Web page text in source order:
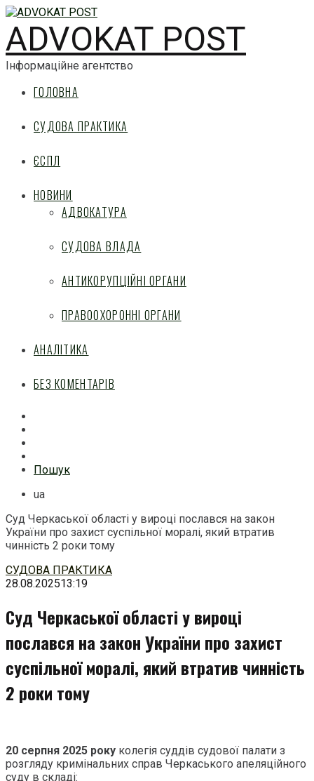
ADVOKAT POST
Інформаційне агентство
ГОЛОВНА
СУДОВА ПРАКТИКА
ЄСПЛ
НОВИНИ
АДВОКАТУРА
СУДОВА ВЛАДА
АНТИКОРУПЦІЙНІ ОРГАНИ
ПРАВООХОРОННІ ОРГАНИ
АНАЛІТИКА
БЕЗ КОМЕНТАРІВ
Пошук
ua
Суд Черкаської області у вироці послався на закон
України про захист суспільної моралі, який втратив
чинність 2 роки тому
Перейти
до
СУДОВА ПРАКТИКА
28.08.202513:19
Суд Черкаської області у вироці
послався на закон України про захист
суспільної моралі, який втратив чинність
2 роки тому
20 серпня 2025 року колегія суддів судової палати з
розгляду кримінальних справ Черкаського апеляційного
суду в складі: